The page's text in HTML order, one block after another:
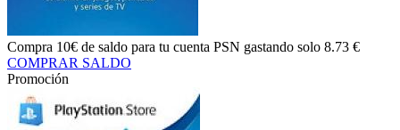
Compra 10€ de saldo para tu cuenta PSN gastando solo 8.73 €
COMPRAR SALDO
Promoción